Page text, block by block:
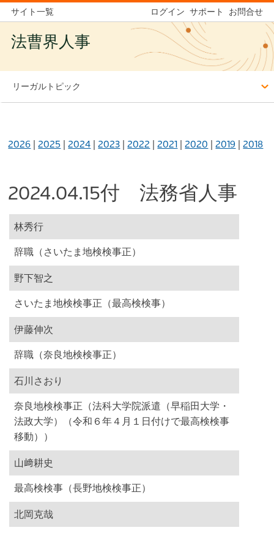
サイト一覧 ログイン サポート お問合せ
法曹界人事
リーガルトピック
2026 |2025 |2024 |2023 |2022 |2021 |2020 |2019 |2018
2024.04.15付 法務省人事
林秀行
辞職（さいたま地検検事正）
野下智之
さいたま地検検事正（最高検検事）
伊藤伸次
辞職（奈良地検検事正）
石川さおり
奈良地検検事正（法科大学院派遣（早稲田大学・
法政大学）（令和６年４月１日付けで最高検検事
移動））
山﨑耕史
最高検検事（長野地検検事正）
北岡克哉